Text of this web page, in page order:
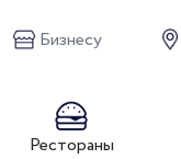
Бизнесу
Рестораны